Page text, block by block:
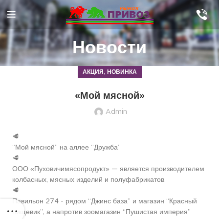
Новости
АКЦИЯ , НОВИНКА
«Мой мясной»
Admin
🥩
“Мой мясной” на аллее “Дружба”
🥩
ООО «Пуховичимясопродукт» — является производителем
колбасных, мясных изделий и полуфабрикатов.
🥩
Павильон 274 - рядом “Джинс база” и магазин “Красный
пищевик”, а напротив зоомагазин “Пушистая империя”